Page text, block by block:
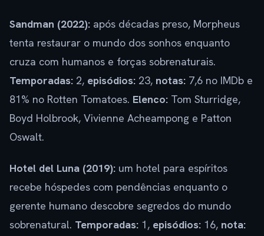
Sandman (2022): após décadas preso, Morpheus
tenta restaurar o mundo dos sonhos enquanto
cruza com humanos e forças sobrenaturais.
Temporadas: 2, episódios: 23, notas: 7,6 no IMDb e
81% no Rotten Tomatoes. Elenco: Tom Sturridge,
Boyd Holbrook, Vivienne Acheampong e Patton
Oswalt.
Hotel del Luna (2019): um hotel para espíritos
recebe hóspedes com pendências enquanto o
gerente humano descobre segredos do mundo
sobrenatural. Temporadas: 1, episódios: 16, nota: